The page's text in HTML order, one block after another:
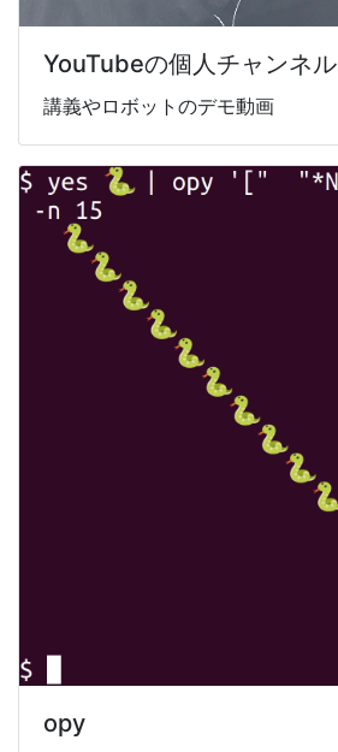
YouTubeの個人チャンネル
講義やロボットのデモ動画
opy